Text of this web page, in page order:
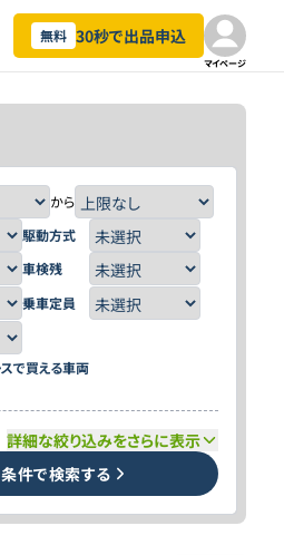
無料 30秒で出品申込
マイページ
から
駆動方式
車検残
乗車定員
スで買える車両
詳細な絞り込みをさらに表示
件で検索する